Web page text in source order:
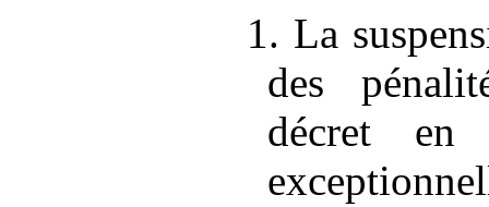
1. La
des
décret en